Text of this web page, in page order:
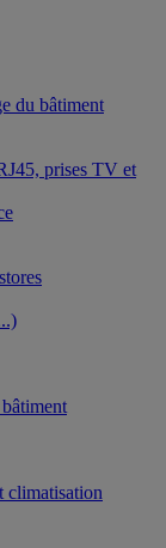
du bâtiment
prises TV et
climatisation